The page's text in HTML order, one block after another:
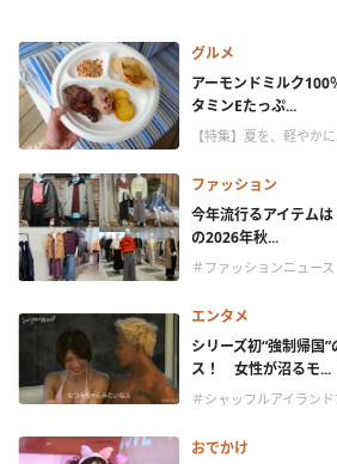
グルメ
アーモンドミルク
タミンEたっぷ...
【特集】夏を、軽やか
ファッション
今年流行るアイテム
の2026年秋...
＃ファッションニュース
エンタメ
シリーズ初“強制帰国
ス！ 女性が沼るモ...
＃シャッフルアイラン
おでかけ